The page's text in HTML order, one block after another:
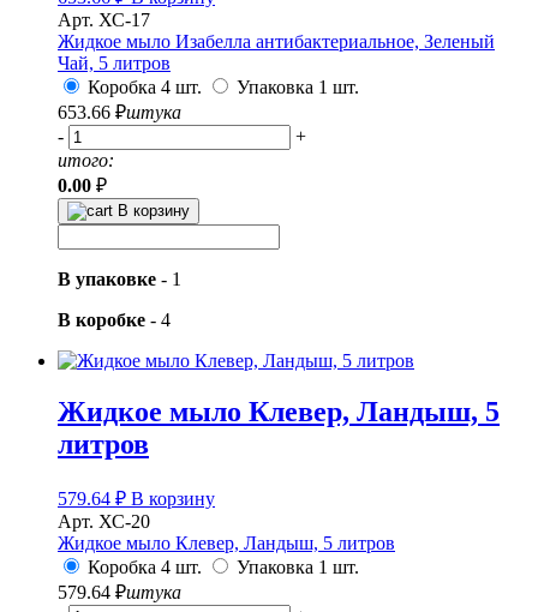
Арт. ХС-17
Жидкое мыло Изабелла антибактериальное, Зеленый
Чай, 5 литров
Коробка 4 шт.
Упаковка 1 шт.
653.66 ₽штука
-
+
итого:
0.00 ₽
В корзину
В упаковке - 1
В коробке - 4
Жидкое мыло Клевер, Ландыш, 5
литров
579.64 ₽ В корзину
Арт. ХС-20
Жидкое мыло Клевер, Ландыш, 5 литров
Коробка 4 шт.
Упаковка 1 шт.
579.64 ₽штука